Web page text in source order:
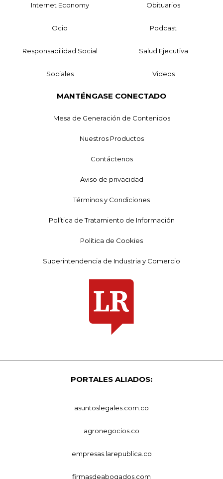
Internet Economy Obituarios
Ocio Podcast
Responsabilidad Social Salud Ejecutiva
Sociales Videos
MANTÉNGASE CONECTADO
Mesa de Generación de Contenidos
Nuestros Productos
Contáctenos
Aviso de privacidad
Términos y Condiciones
Política de Tratamiento de Información
Política de Cookies
Superintendencia de Industria y Comercio
PORTALES ALIADOS:
asuntoslegales.com.co
agronegocios.co
empresas.larepublica.co
firmasdeabogados.com